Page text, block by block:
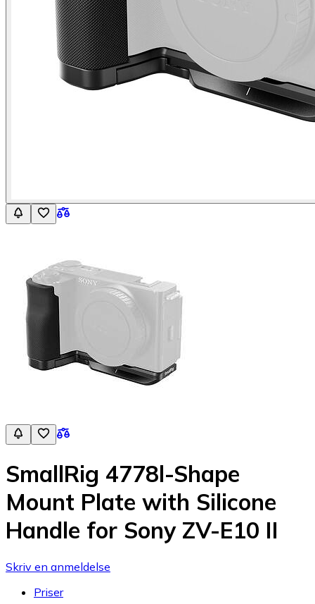
SmallRig 4778l-Shape
Mount Plate with Silicone
Handle for Sony ZV-E10 II
Skriv en anmeldelse
Priser